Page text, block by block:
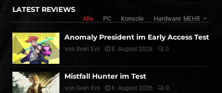
LATEST REVIEWS
Alle PC Konsole Hardware MEHR
Anomaly President im Early Access Test
von Sven Evil 8. August 2026 0
Mistfall Hunter im Test
von Sven Evil 6. August 2026 0